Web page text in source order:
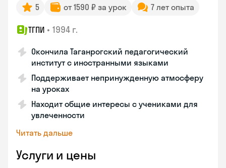
5 от 1590 ₽ за урок 7 лет опыта
ТГПИ • 1994 г.
Окончила Таганрогский педагогический
институт с иностранными языками
Поддерживает непринужденную атмосферу
на уроках
Находит общие интересы с учениками для
увлеченности
Читать дальше
Услуги и цены